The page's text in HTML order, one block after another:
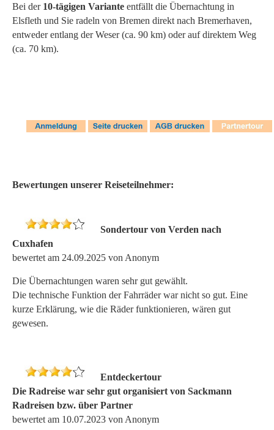
Bei der 10-tägigen Variante entfällt die Übernachtung in
Elsfleth und Sie radeln von Bremen direkt nach Bremerhaven,
entweder entlang der Weser (ca. 90 km) oder auf direktem Weg
(ca. 70 km).
Bewertungen unserer Reiseteilnehmer:
Sondertour von Verden nach
Cuxhafen
bewertet am 24.09.2025 von Anonym
Die Übernachtungen waren sehr gut gewählt.
Die technische Funktion der Fahrräder war nicht so gut. Eine
kurze Erklärung, wie die Räder funktionieren, wären gut
gewesen.
Entdeckertour
Die Radreise war sehr gut organisiert von Sackmann
Radreisen bzw. über Partner
bewertet am 10.07.2023 von Anonym